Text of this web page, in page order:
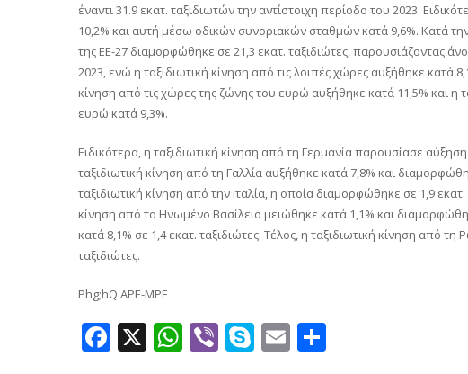
έναντι 31.9 εκατ. ταξιδιωτών την αντίστοιχη περίοδο του 2023.
10,2% και αυτή μέσω οδικών συνοριακών σταθμών κατά 9,6%. Κατά
της ΕΕ-27 διαμορφώθηκε σε 21,3 εκατ. ταξιδιώτες, παρουσιάζοντας
2023, ενώ η ταξιδιωτική κίνηση από τις λοιπές χώρες αυξήθηκε κατά
κίνηση από τις χώρες της ζώνης του ευρώ αυξήθηκε κατά 11,5% και η
ευρώ κατά 9,3%.
Ειδικότερα, η ταξιδιωτική κίνηση από τη Γερμανία παρουσίασε
ταξιδιωτική κίνηση από τη Γαλλία αυξήθηκε κατά 7,8% και
ταξιδιωτική κίνηση από την Ιταλία, η οποία διαμορφώθηκε σε 1,9
κίνηση από το Ηνωμένο Βασίλειο μειώθηκε κατά 1,1% και
κατά 8,1% σε 1,4 εκατ. ταξιδιώτες. Τέλος, η ταξιδιωτική κίνηση από
ταξιδιώτες.
Phg;hQ APE-MPE
Facebook
X WhatsApp
ViberSkype
Email